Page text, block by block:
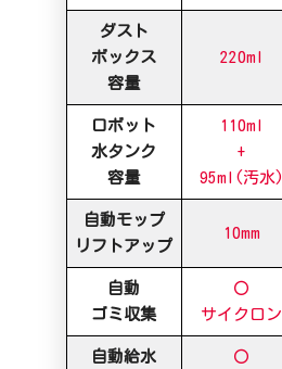
ダスト
ボックス
容量
220ml
ロボット
水タンク
容量
110ml
+
95ml(汚水)
自動モップ
リフトアップ
10mm
自動
ゴミ収集
〇
サイクロン
自動給水 〇